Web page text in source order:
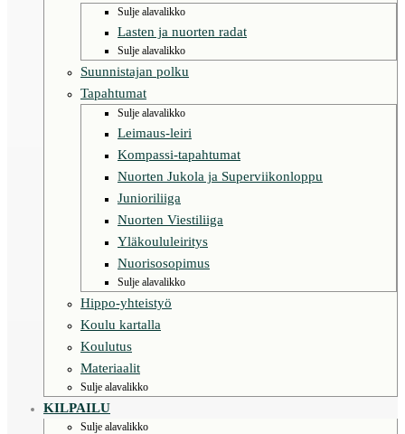
Sulje alavalikko
Lasten ja nuorten radat
Sulje alavalikko
Suunnistajan polku
Tapahtumat
Sulje alavalikko
Leimaus-leiri
Kompassi-tapahtumat
Nuorten Jukola ja Superviikonloppu
Junioriliiga
Nuorten Viestiliiga
Yläkoululeiritys
Nuorisosopimus
Sulje alavalikko
Hippo-yhteistyö
Koulu kartalla
Koulutus
Materiaalit
Sulje alavalikko
KILPAILU
Sulje alavalikko